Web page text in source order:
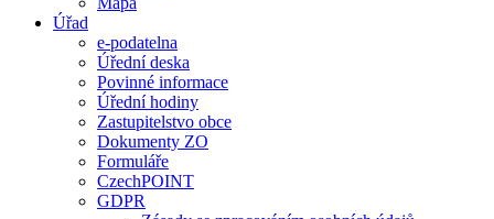
Úřad
e-podatelna
Úřední deska
Povinné informace
Úřední hodiny
Zastupitelstvo obce
Dokumenty ZO
Formuláře
CzechPOINT
GDPR